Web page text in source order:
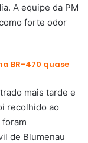
A equipe da PM
forte odor
BR-470 quase
mais tarde e
recolhido ao
de Blumenau